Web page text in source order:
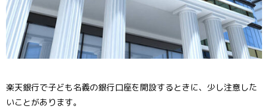
楽天銀行で子ども名義の銀行口座を開設するときに、少し注意した
いことがあります。